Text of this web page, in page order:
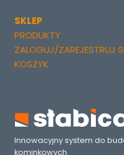
SKLEP
PRODUKTY
ZALOGUJ/ZAREJESTRUJ
KOSZYK
Innowacyjny system do
kominkowych